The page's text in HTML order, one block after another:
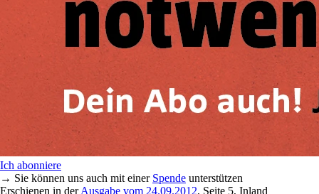
Ich abonniere
→ Sie können uns auch mit einer Spende unterstützen
Erschienen in derAusgabe vom 24.09.2012, Seite 5, Inland